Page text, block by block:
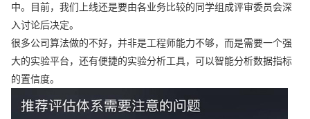
中。目前，我们上线还是要由各业务比较的同学组成评审委员会深
入讨论后决定。
很多公司算法做的不好，并非是工程师能力不够，而是需要一个强
大的实验平台，还有便捷的实验分析工具，可以智能分析数据指标
的置信度。